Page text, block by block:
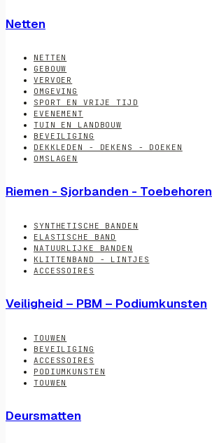
Netten
NETTEN
GEBOUW
VERVOER
OMGEVING
SPORT EN VRIJE TIJD
EVENEMENT
TUIN EN LANDBOUW
BEVEILIGING
DEKKLEDEN - DEKENS - DOEKEN
OMSLAGEN
Riemen - Sjorbanden - Toebehoren
SYNTHETISCHE BANDEN
ELASTISCHE BAND
NATUURLIJKE BANDEN
KLITTENBAND - LINTJES
ACCESSOIRES
Veiligheid – PBM – Podiumkunsten
TOUWEN
BEVEILIGING
ACCESSOIRES
PODIUMKUNSTEN
TOUWEN
Deursmatten